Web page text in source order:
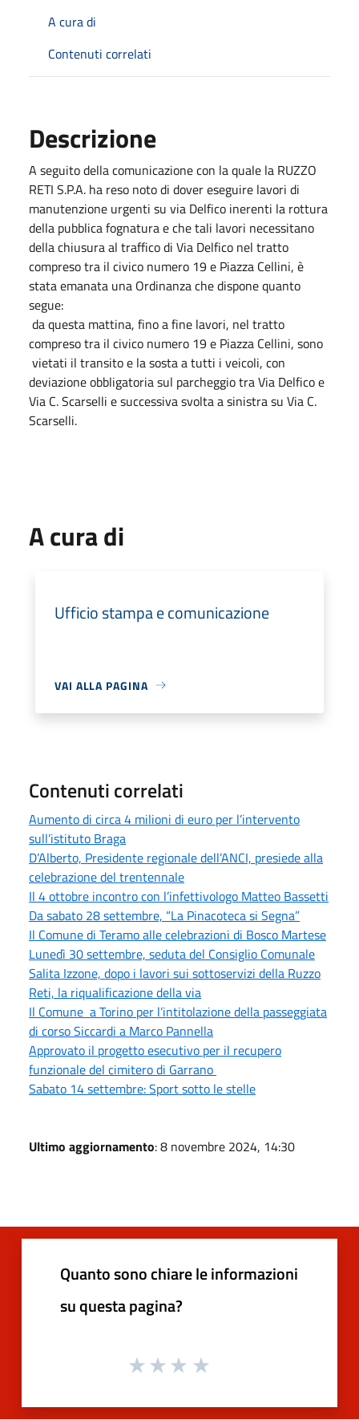
A cura di
Contenuti correlati
Descrizione
A seguito della comunicazione con la quale la RUZZO
RETI S.P.A. ha reso noto di dover eseguire lavori di
manutenzione urgenti su via Delfico inerenti la rottura
della pubblica fognatura e che tali lavori necessitano
della chiusura al traffico di Via Delfico nel tratto
compreso tra il civico numero 19 e Piazza Cellini, è
stata emanata una Ordinanza che dispone quanto
segue:
da questa mattina, fino a fine lavori, nel tratto
compreso tra il civico numero 19 e Piazza Cellini, sono
vietati il transito e la sosta a tutti i veicoli, con
deviazione obbligatoria sul parcheggio tra Via Delfico e
Via C. Scarselli e successiva svolta a sinistra su Via C.
Scarselli.
A cura di
Ufficio stampa e comunicazione
VAI ALLA PAGINA
Contenuti correlati
Aumento di circa 4 milioni di euro per l’intervento
sull’istituto Braga
D’Alberto, Presidente regionale dell’ANCI, presiede alla
celebrazione del trentennale
Il 4 ottobre incontro con l’infettivologo Matteo Bassetti
Da sabato 28 settembre, “La Pinacoteca si Segna”
Il Comune di Teramo alle celebrazioni di Bosco Martese
Lunedì 30 settembre, seduta del Consiglio Comunale
Salita Izzone, dopo i lavori sui sottoservizi della Ruzzo
Reti, la riqualificazione della via
Il Comune a Torino per l’intitolazione della passeggiata
di corso Siccardi a Marco Pannella
Approvato il progetto esecutivo per il recupero
funzionale del cimitero di Garrano
Sabato 14 settembre: Sport sotto le stelle
Ultimo aggiornamento: 8 novembre 2024, 14:30
Quanto sono chiare le informazioni
su questa pagina?